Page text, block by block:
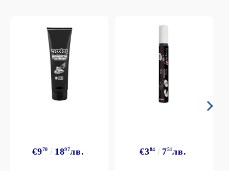
€970 1897лв. €384 751лв.